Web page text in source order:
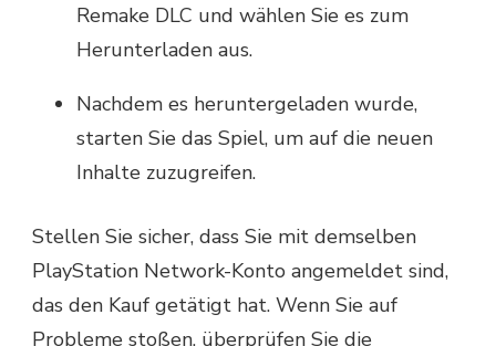
Remake DLC und wählen Sie es zum
Herunterladen aus.
Nachdem es heruntergeladen wurde,
starten Sie das Spiel, um auf die neuen
Inhalte zuzugreifen.
Stellen Sie sicher, dass Sie mit demselben
PlayStation Network-Konto angemeldet sind,
das den Kauf getätigt hat. Wenn Sie auf
Probleme stoßen, überprüfen Sie die